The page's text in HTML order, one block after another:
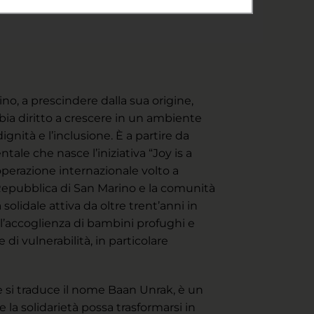
a prescindere dalla sua origine,
diritto a crescere in un ambiente
e l’inclusione. È a partire da
che nasce l’iniziativa “Joy is a
internazionale volto a
di San Marino e la comunità
solidale attiva da oltre trent’anni in
di bambini profughi e
di vulnerabilità, in particolare
si traduce il nome Baan Unrak, è un
solidarietà possa trasformarsi in